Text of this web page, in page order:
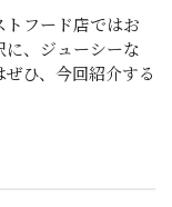
フード店ではお
、ジューシーな
ひ、今回紹介する